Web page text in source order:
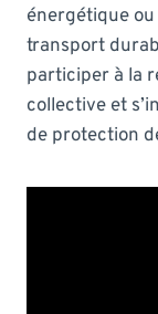
énergétique
transport
participer à la
collective et
de protection